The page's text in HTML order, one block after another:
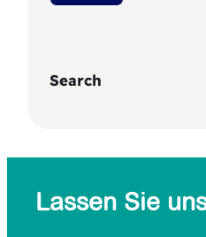
Search
e
a
r
Lassen Sie